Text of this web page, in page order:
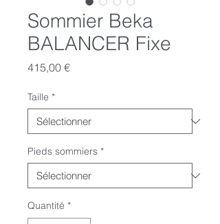
Sommier Beka
BALANCER Fixe
415,00 €Prix
Taille *
Pieds sommiers *
Quantité *